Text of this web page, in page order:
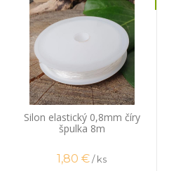
Silon elastický 0,8mm číry
špulka 8m
1,80 €/ ks